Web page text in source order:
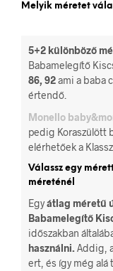
Melyik méretet
5+2 különböző
Babamelegítő
86, 92ami a baba
értendő.
Monello
pedig Koraszülött
elérhetőek a
Válassz egy
méreténél
Egyátlag méretű
Babamelegítő
időszakban
használni.Addig,
ert, és így még alá